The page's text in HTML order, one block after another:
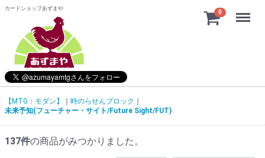
カードショップあずまや
0 Menu
【MTG：モダン】
時のらせんブロック
未来予知(フューチャー・サイト/Future Sight/FUT)
137件の商品がみつかりました。